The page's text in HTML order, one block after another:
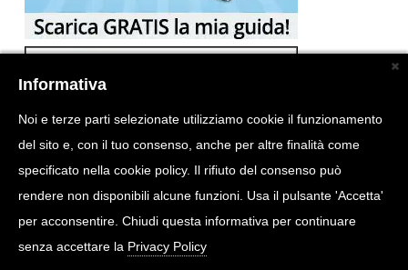
Informativa
Noi e terze parti selezionate utilizziamo cookie il funzionamento
del sito e, con il tuo consenso, anche per altre finalità come
specificato nella cookie policy. Il rifiuto del consenso può
rendere non disponibili alcune funzioni. Usa il pulsante 'Accetta'
per acconsentire. Chiudi questa informativa per continuare
senza accettare la Privacy Policy